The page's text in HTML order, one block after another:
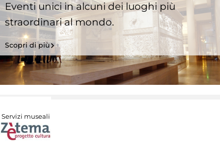
Eventi unici in alcuni dei luoghi più
straordinari al mondo.
Scopri di più
Servizi museali